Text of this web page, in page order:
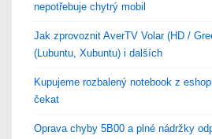
nepotřebuje chytrý mobil
Jak zprovoznit AverTV Volar (HD /
(Lubuntu, Xubuntu) i dalších
Kupujeme rozbalený notebook z
čekat
Oprava chyby 5B00 a plné nádržky